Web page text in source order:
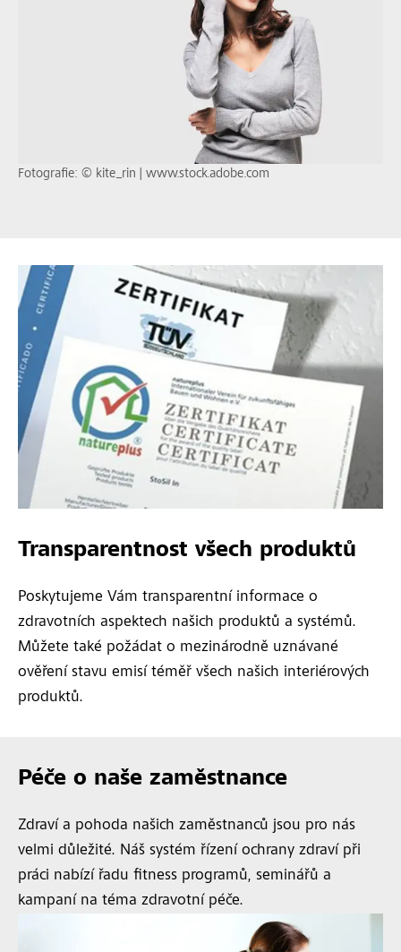
Fotografie: © kite_rin | www.stock.adobe.com
Transparentnost všech produktů
Poskytujeme Vám transparentní informace o
zdravotních aspektech našich produktů a systémů.
Můžete také požádat o mezinárodně uznávané
ověření stavu emisí téměř všech našich interiérových
produktů.
Péče o naše zaměstnance
Zdraví a pohoda našich zaměstnanců jsou pro nás
velmi důležité. Náš systém řízení ochrany zdraví při
práci nabízí řadu fitness programů, seminářů a
kampaní na téma zdravotní péče.